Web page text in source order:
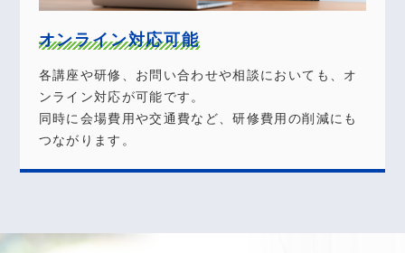
オンライン対応可能
各講座や研修、お問い合わせや相談においても、オ
ンライン対応が可能です。
同時に会場費用や交通費など、研修費用の削減にも
つながります。